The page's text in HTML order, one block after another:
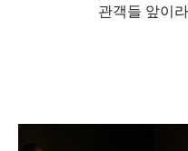
관객들 앞이